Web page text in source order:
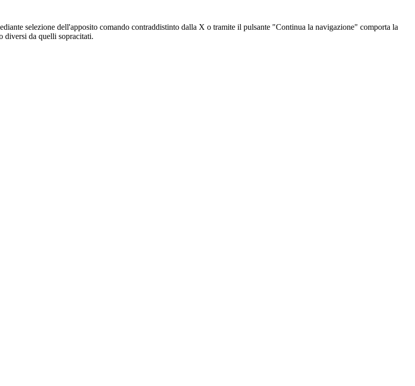
selezione dell'apposito comando contraddistinto dalla X o tramite il pulsante "Continua la navigazione" comporta la
diversi da quelli sopracitati.